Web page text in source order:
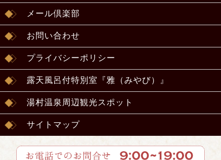
メール倶楽部
お問い合わせ
プライバシーポリシー
露天風呂付特別室『雅（みやび）』
湯村温泉周辺観光スポット
サイトマップ